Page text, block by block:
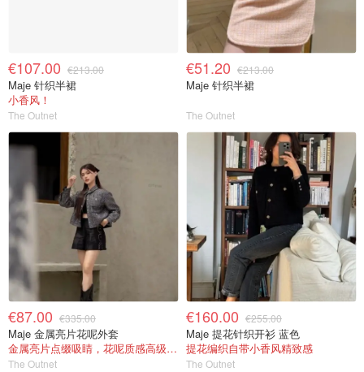
€107.00 €213.00
Maje 针织半裙
小香风！
The Outnet
€51.20 €213.00
Maje 针织半裙
The Outnet
€87.00 €335.00
Maje 金属亮片花呢外套
金属亮片点缀吸睛，花呢质感高级又显贵
The Outnet
€160.00 €255.00
Maje 提花针织开衫 蓝色
提花编织自带小香风精致感
The Outnet